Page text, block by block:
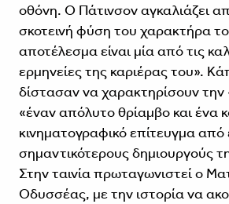
οθόνη. Ο Πάτινσον αγκαλιάζει
σκοτεινή φύση του χαρακτήρα
αποτέλεσμα είναι μία από τις
ερμηνείες της καριέρας του».
δίστασαν να χαρακτηρίσουν
«έναν απόλυτο θρίαμβο και ένα
κινηματογραφικό επίτευγμα
σημαντικότερους δημιουργούς
Στην ταινία πρωταγωνιστεί ο
Οδυσσέας, με την ιστορία να